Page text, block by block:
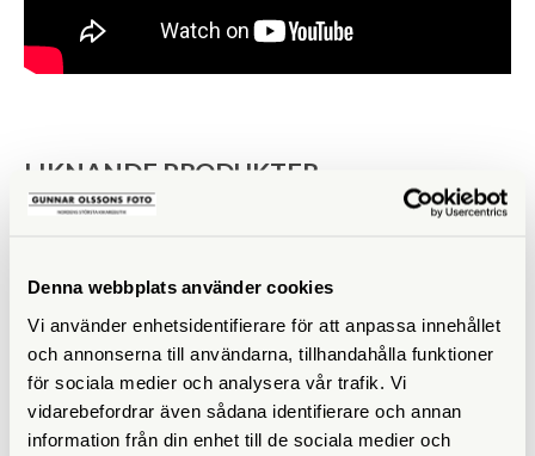
Denna webbplats använder cookies
Vi använder enhetsidentifierare för att anpassa innehållet
och annonserna till användarna, tillhandahålla funktioner
för sociala medier och analysera vår trafik. Vi
vidarebefordrar även sådana identifierare och annan
information från din enhet till de sociala medier och
LIKNANDE PRODUKTER
Peak Design Peak Design